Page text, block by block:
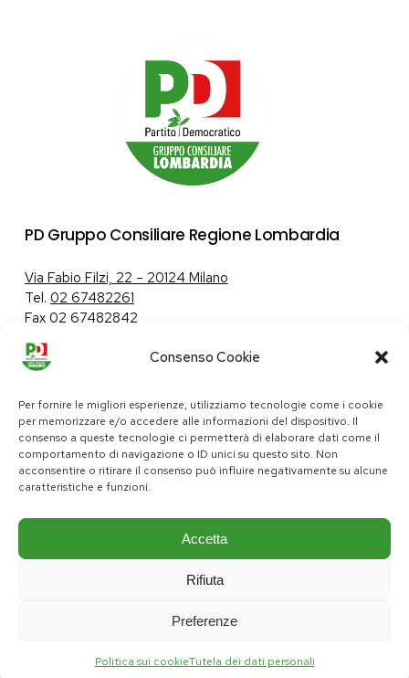
Consenso Cookie
Per fornire le migliori esperienze, utilizziamo tecnologie come i cookie
per memorizzare e/o accedere alle informazioni del dispositivo. Il
consenso a queste tecnologie ci permetterà di elaborare dati come il
comportamento di navigazione o ID unici su questo sito. Non
acconsentire o ritirare il consenso può influire negativamente su alcune
caratteristiche e funzioni.
Accetta
Rifiuta
Preferenze
Politica sui cookieTutela dei dati personali
PD Gruppo Consiliare Regione Lombardia
Via Fabio Filzi, 22 – 20124 Milano
Tel. 02 67482261
Fax 02 67482842
Tutela dei dati personali|Politica sui cookie
pd@consiglio.regione.lombardia.it
ufficiostampa.pd@consiglio.regione.lombardia.it
Pagine Facebook Gruppo Consiliare PD LombardiaPagina Messenger Gruppo Consiliare PD LombardiaPagina Instagram Gruppo PD LombardiaPagina Youtube Gruppo PD Lombardia